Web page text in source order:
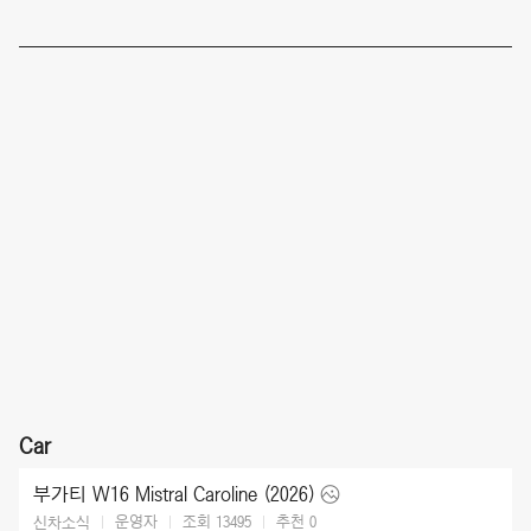
Car
부가티 W16 Mistral Caroline (2026)
신차소식 운영자 조회 13495 추천 0